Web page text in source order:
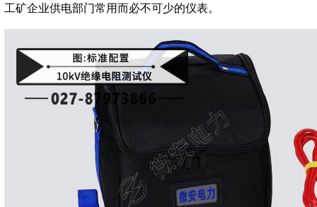
工矿企业供电部门常用而必不可少的仪表。